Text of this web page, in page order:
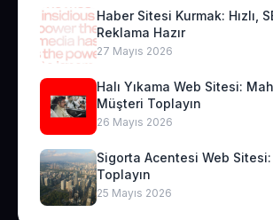
Haber Sitesi Kurmak: Hızlı,
Reklama Hazır
27 Mayıs 2026
Halı Yıkama Web Sitesi:
Müşteri Toplayın
26 Mayıs 2026
Sigorta Acentesi Web
Toplayın
25 Mayıs 2026